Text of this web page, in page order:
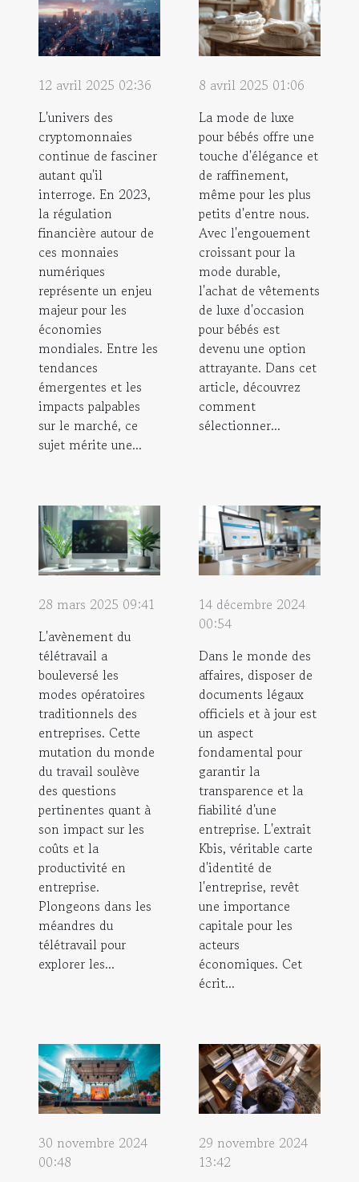
12 avril 2025 02:36
L'univers des
cryptomonnaies
continue de fasciner
autant qu'il
interroge. En 2023,
la régulation
financière autour de
ces monnaies
numériques
représente un enjeu
majeur pour les
économies
mondiales. Entre les
tendances
émergentes et les
impacts palpables
sur le marché, ce
sujet mérite une...
8 avril 2025 01:06
La mode de luxe
pour bébés offre une
touche d'élégance et
de raffinement,
même pour les plus
petits d'entre nous.
Avec l'engouement
croissant pour la
mode durable,
l'achat de vêtements
de luxe d'occasion
pour bébés est
devenu une option
attrayante. Dans cet
article, découvrez
comment
sélectionner...
28 mars 2025 09:41
L'avènement du
télétravail a
bouleversé les
modes opératoires
traditionnels des
entreprises. Cette
mutation du monde
du travail soulève
des questions
pertinentes quant à
son impact sur les
coûts et la
productivité en
entreprise.
Plongeons dans les
méandres du
télétravail pour
explorer les...
14 décembre 2024
00:54
Dans le monde des
affaires, disposer de
documents légaux
officiels et à jour est
un aspect
fondamental pour
garantir la
transparence et la
fiabilité d'une
entreprise. L'extrait
Kbis, véritable carte
d'identité de
l'entreprise, revêt
une importance
capitale pour les
acteurs
économiques. Cet
écrit...
30 novembre 2024
00:48
29 novembre 2024
13:42